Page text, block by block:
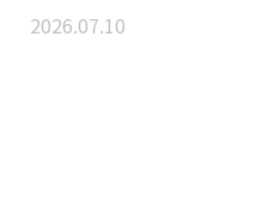
2026.07.10